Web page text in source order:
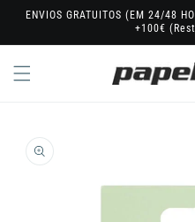
Saltar
para o
ENVIOS GRATUITOS (EM 24/48
+100€
a
informação